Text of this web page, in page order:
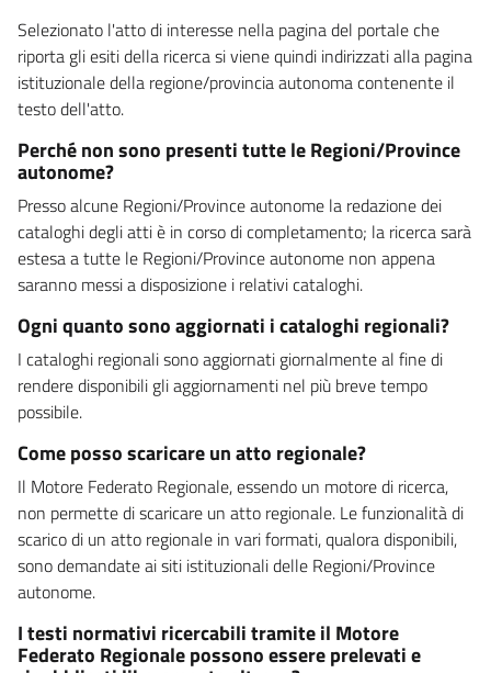
Selezionato l'atto di interesse nella pagina del portale che
riporta gli esiti della ricerca si viene quindi indirizzati alla pagina
istituzionale della regione/provincia autonoma contenente il
testo dell'atto.
Perché non sono presenti tutte le Regioni/Province
autonome?
Presso alcune Regioni/Province autonome la redazione dei
cataloghi degli atti è in corso di completamento; la ricerca sarà
estesa a tutte le Regioni/Province autonome non appena
saranno messi a disposizione i relativi cataloghi.
Ogni quanto sono aggiornati i cataloghi regionali?
I cataloghi regionali sono aggiornati giornalmente al fine di
rendere disponibili gli aggiornamenti nel più breve tempo
possibile.
Come posso scaricare un atto regionale?
Il Motore Federato Regionale, essendo un motore di ricerca,
non permette di scaricare un atto regionale. Le funzionalità di
scarico di un atto regionale in vari formati, qualora disponibili,
sono demandate ai siti istituzionali delle Regioni/Province
autonome.
I testi normativi ricercabili tramite il Motore
Federato Regionale possono essere prelevati e